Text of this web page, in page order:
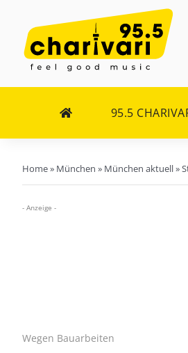
Inhalt
springen
95.5
Home» München » München aktuell»
- Anzeige -
Wegen Bauarbeiten